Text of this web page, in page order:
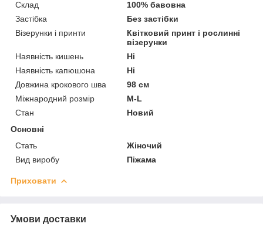
Склад
100% бавовна
Застібка
Без застібки
Візерунки і принти
Квітковий принт і рослинні
візерунки
Наявність кишень
Ні
Наявність капюшона
Ні
Довжина крокового шва
98 см
Міжнародний розмір
M-L
Стан
Новий
Основні
Стать
Жіночий
Вид виробу
Піжама
Приховати
Умови доставки